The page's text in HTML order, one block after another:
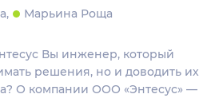
Марьина Роща
Вы инженер, который
решения, но и доводить их
О компании ООО «Энтесус» —